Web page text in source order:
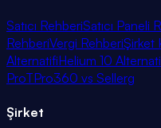
Satıcı RehberiSatıcı Paneli
RehberiVergi RehberiŞirket
AlternatifiHelium 10
ProTPro360 vs Sellerg
Şirket